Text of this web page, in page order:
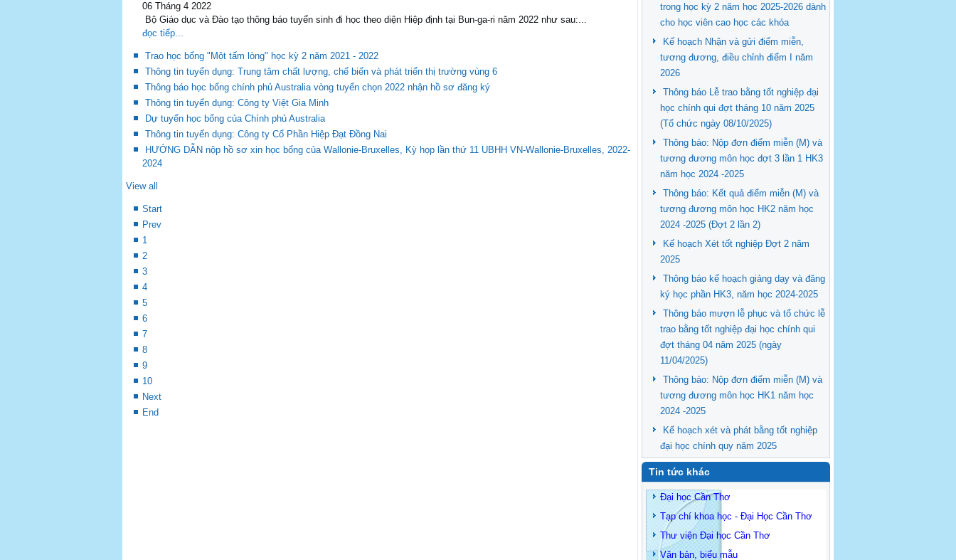
06 Tháng 4 2022
Bộ Giáo dục và Đào tạo thông báo tuyển sinh đi học theo diện Hiệp định tại Bun-ga-ri năm 2022 như sau:...
đọc tiếp...
Trao học bổng "Một tấm lòng" học kỳ 2 năm 2021 - 2022
Thông tin tuyển dụng: Trung tâm chất lượng, chế biến và phát triển thị trường vùng 6
Thông báo học bổng chính phủ Australia vòng tuyển chọn 2022 nhận hồ sơ đăng ký
Thông tin tuyển dụng: Công ty Việt Gia Minh
Dự tuyển học bổng của Chính phủ Australia
Thông tin tuyển dụng: Công ty Cổ Phần Hiệp Đạt Đồng Nai
HƯỚNG DẪN nộp hồ sơ xin học bổng của Wallonie-Bruxelles, Kỳ họp lần thứ 11 UBHH VN-Wallonie-Bruxelles, 2022-
2024
View all
Start
Prev
1
2
3
4
5
6
7
8
9
10
Next
End
trong học kỳ 2 năm học 2025-2026 dành
cho học viên cao học các khóa
Kế hoạch Nhận và gửi điểm miễn,
tương đương, điều chỉnh điểm I năm
2026
Thông báo Lễ trao bằng tốt nghiệp đại
học chính qui đợt tháng 10 năm 2025
(Tổ chức ngày 08/10/2025)
Thông báo: Nộp đơn điểm miễn (M) và
tương đương môn học đợt 3 lần 1 HK3
năm học 2024 -2025
Thông báo: Kết quả điểm miễn (M) và
tương đương môn học HK2 năm học
2024 -2025 (Đợt 2 lần 2)
Kế hoạch Xét tốt nghiệp Đợt 2 năm
2025
Thông báo kế hoạch giảng dạy và đăng
ký học phần HK3, năm học 2024-2025
Thông báo mượn lễ phục và tổ chức lễ
trao bằng tốt nghiệp đại học chính qui
đợt tháng 04 năm 2025 (ngày
11/04/2025)
Thông báo: Nộp đơn điểm miễn (M) và
tương đương môn học HK1 năm học
2024 -2025
Kế hoạch xét và phát bằng tốt nghiệp
đại học chính quy năm 2025
Tin tức khác
Đại học Cần Thơ
Tạp chí khoa học - Đại Học Cần Thơ
Thư viện Đại học Cần Thơ
Văn bản, biểu mẫu